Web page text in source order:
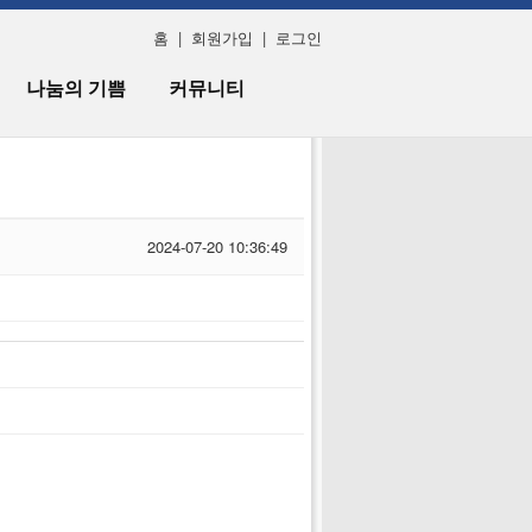
홈 | 회원가입 | 로그인
나눔의 기쁨 커뮤니티
2024-07-20 10:36:49